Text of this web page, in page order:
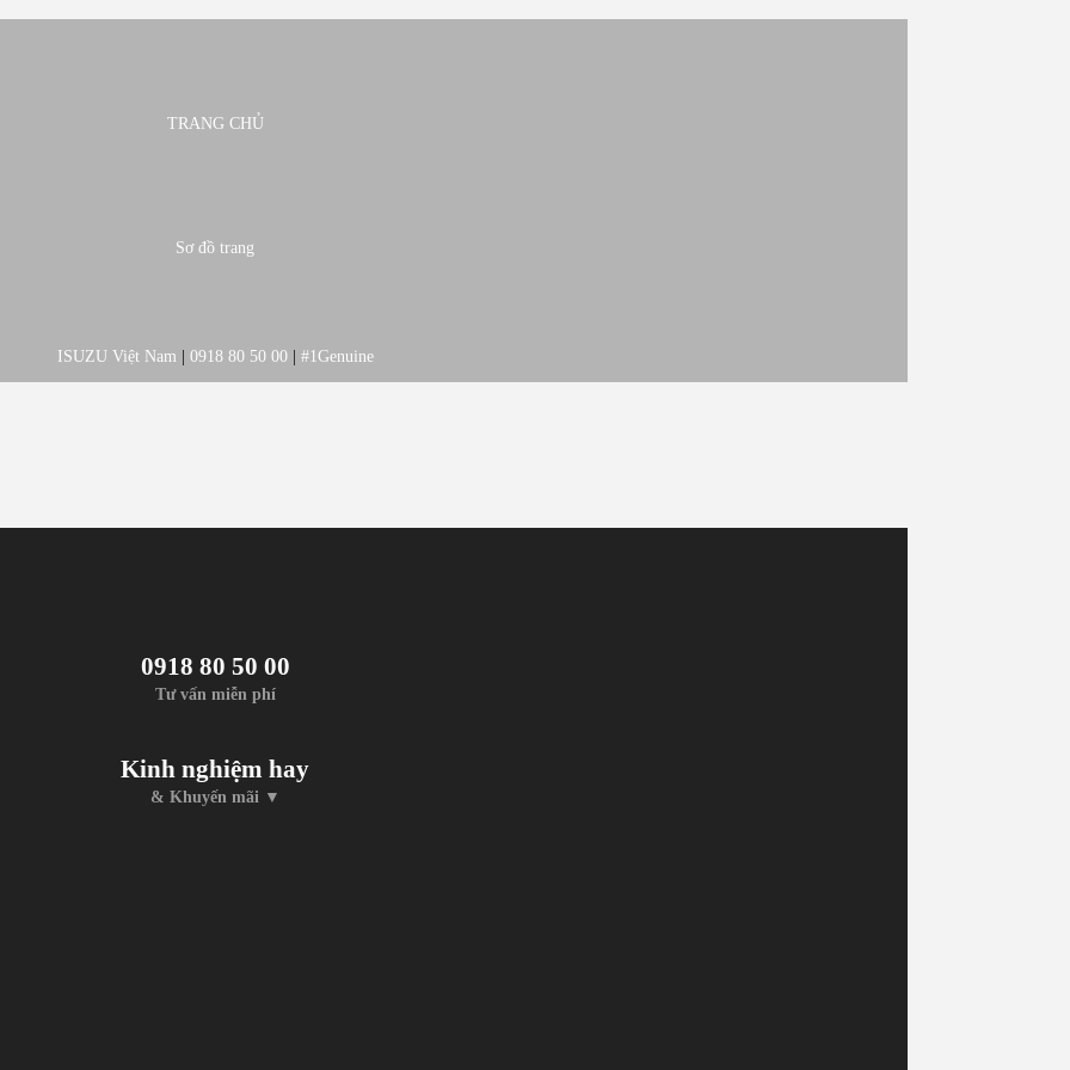
TRANG CHỦ
Sơ đồ trang
ISUZU Việt Nam 0918 80 50 00 #1Genuine
0918 80 50 00
Tư vấn miễn phí
Kinh nghiệm hay
& Khuyến mãi ▼